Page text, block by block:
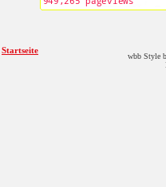
Startseite
wbb Style